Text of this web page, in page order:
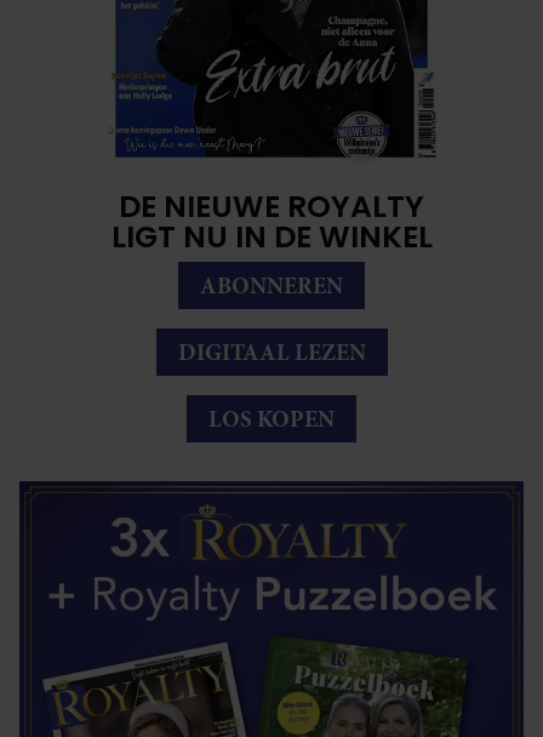
DE NIEUWE ROYALTY
LIGT NU IN DE WINKEL
ABONNEREN
DIGITAAL LEZEN
LOS KOPEN